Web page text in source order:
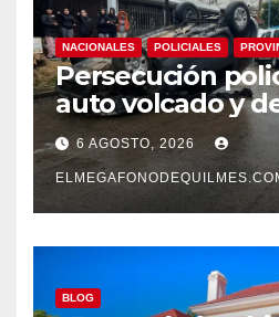
NACIONALES POLICIALES
Persecución
auto volcado y
detenidos en
Solano
6 AGOSTO, 2026
BLOG